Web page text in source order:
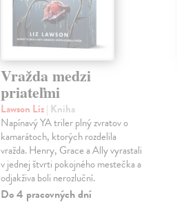
Vražda medzi
priateľmi
Lawson Liz| Kniha
Napínavý YA triler plný zvratov o
kamarátoch, ktorých rozdelila
vražda. Henry, Grace a Ally vyrastali
v jednej štvrti pokojného mestečka a
odjakživa boli nerozluční.
Do 4 pracovných dní